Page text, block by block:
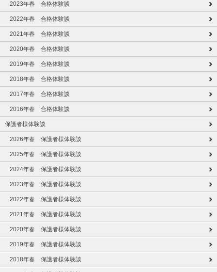
2023年春 合格体験談
2022年春 合格体験談
2021年春 合格体験談
2020年春 合格体験談
2019年春 合格体験談
2018年春 合格体験談
2017年春 合格体験談
2016年春 合格体験談
保護者様体験談
2026年春 保護者様体験談
2025年春 保護者様体験談
2024年春 保護者様体験談
2023年春 保護者様体験談
2022年春 保護者様体験談
2021年春 保護者様体験談
2020年春 保護者様体験談
2019年春 保護者様体験談
2018年春 保護者様体験談